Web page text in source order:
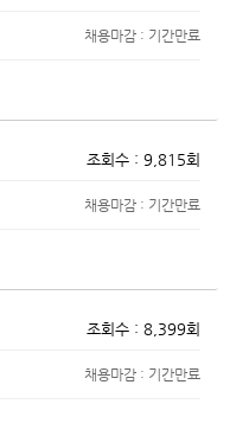
채용마감 : 기간만료
조회수 : 9,815회
채용마감 : 기간만료
조회수 : 8,399회
채용마감 : 기간만료